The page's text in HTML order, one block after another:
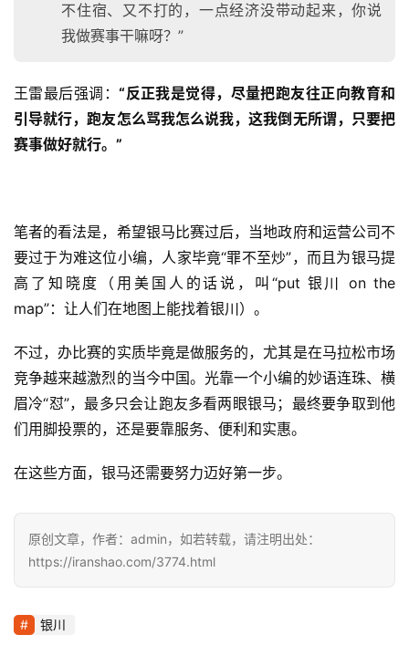
不住宿、又不打的，一点经济没带动起来，你说
我做赛事干嘛呀？”
王雷最后强调：“反正我是觉得，尽量把跑友往正向教育和
引导就行，跑友怎么骂我怎么说我，这我倒无所谓，只要把
赛事做好就行。”
笔者的看法是，希望银马比赛过后，当地政府和运营公司不
要过于为难这位小编，人家毕竟“罪不至炒”，而且为银马提
高了知晓度（用美国人的话说，叫“put 银川 on the
map”：让人们在地图上能找着银川）。
不过，办比赛的实质毕竟是做服务的，尤其是在马拉松市场
竞争越来越激烈的当今中国。光靠一个小编的妙语连珠、横
眉冷“怼”，最多只会让跑友多看两眼银马；最终要争取到他
们用脚投票的，还是要靠服务、便利和实惠。
在这些方面，银马还需要努力迈好第一步。
原创文章，作者：admin，如若转载，请注明出处：
https://iranshao.com/3774.html
银川